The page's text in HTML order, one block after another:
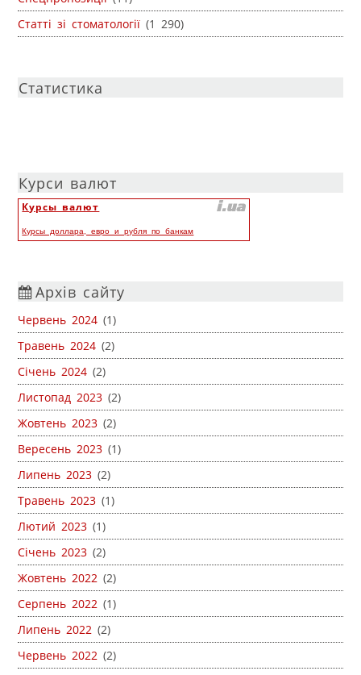
Статті зі стоматології (1 290)
Статистика
Курси валют
Курсы валют
Курсы доллара, евро и рубля по банкам
Архів сайту
Червень 2024 (1)
Травень 2024 (2)
Січень 2024 (2)
Листопад 2023 (2)
Жовтень 2023 (2)
Вересень 2023 (1)
Липень 2023 (2)
Травень 2023 (1)
Лютий 2023 (1)
Січень 2023 (2)
Жовтень 2022 (2)
Серпень 2022 (1)
Липень 2022 (2)
Червень 2022 (2)